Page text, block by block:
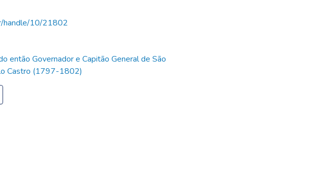
handle/10/21802
então Governador e Capitão General de São
Castro (1797-1802)